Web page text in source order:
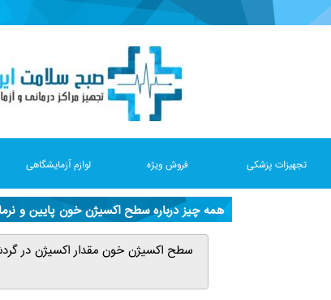
تجهیزات پزشکی فروش ویژه لوازم آزمایشگاهی
همه چیز درباره سطح اکسیژن خون پایین و
سطح اکسیژن خون مقدار اکسیژن در